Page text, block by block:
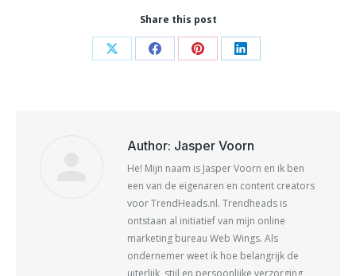
Share this post
Share Share Share Share
Author: Jasper Voorn
He! Mijn naam is Jasper Voorn en ik ben
een van de eigenaren en content creators
voor TrendHeads.nl. Trendheads is
ontstaan al initiatief van mijn online
marketing bureau Web Wings. Als
ondernemer weet ik hoe belangrijk de
uiterlijk, stijl en persoonlijke verzorging